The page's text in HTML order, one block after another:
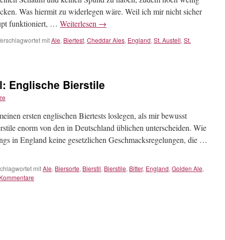
Was hiermit zu widerlegen wäre. Weil ich mir nicht sicher
funktioniert, … Weiterlesen →
mitAle, Biertest, Cheddar Ales, England, St. Austell, St.
Englische Bierstile
ersten englischen Biertests loslegen, als mir bewusst
enorm von den in Deutschland üblichen unterscheiden. Wie
in England keine gesetzlichen Geschmacksregelungen, die …
mitAle, Biersorte, Bierstil, Bierstile, Bitter, England, Golden Ale,